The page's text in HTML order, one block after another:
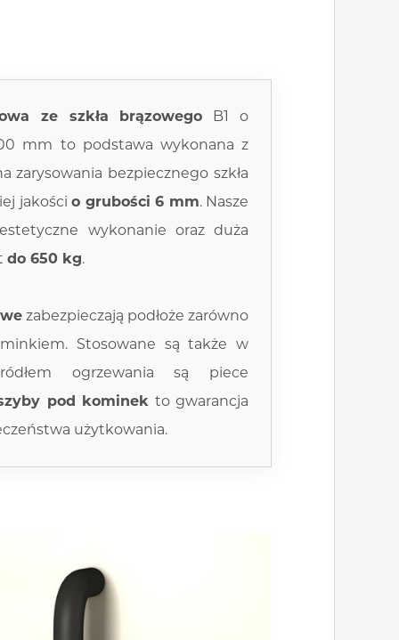
ze szkła brązowego B1 o
mm to podstawa wykonana z
zarysowania bezpiecznego szkła
jakościo grubości 6 mm. Nasze
wykonanie oraz duża
do 650 kg.
zabezpieczają podłoże zarówno
Stosowane są także w
ogrzewania są piece
pod kominek to gwarancja
użytkowania.